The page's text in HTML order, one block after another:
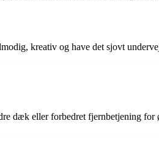
kreativ og have det sjovt
dæk eller forbedret fjernbetjening for